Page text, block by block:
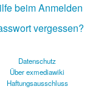
beim Anmelden
vergessen?
Datenschutz
Über exmediawiki
Haftungsausschluss